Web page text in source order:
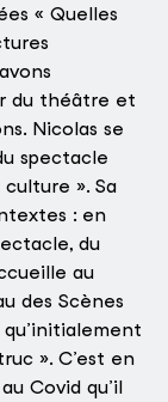
« Quelles
du théâtre et
Nicolas se
spectacle
». Sa
: en
du
au
des Scènes
». C’est en
Covid qu’il